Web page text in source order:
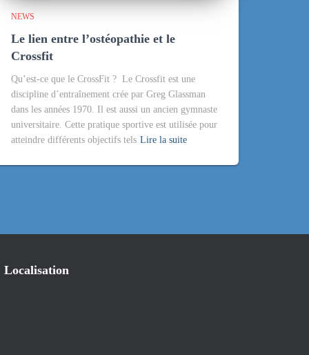
NEWS
Le lien entre l’ostéopathie et le
Crossfit
Qu’est-ce que le CrossFit ? Le Crossfit est une
discipline d’entraînement crée par Greg Glassman
dans les années 1970. Il est aussi un ancien gymnaste
universitaire. Cette pratique sportive est utilisée pour
atteindre différents objectifs tels Lire la suite
Localisation